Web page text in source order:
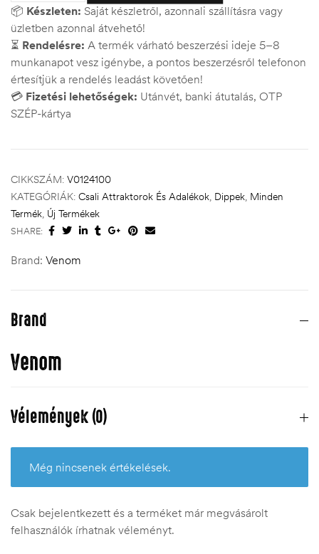
📦 Készleten: Saját készletről, azonnali szállításra vagy
üzletben azonnal átvehető!
⏳ Rendelésre: A termék várható beszerzési ideje 5–8
munkanapot vesz igénybe, a pontos beszerzésről telefonon
értesítjük a rendelés leadást követően!
💳 Fizetési lehetőségek: Utánvét, banki átutalás, OTP
SZÉP-kártya
CIKKSZÁM: V0124100
KATEGÓRIÁK: Csali Attraktorok És Adalékok, Dippek, Minden
Termék, Új Termékek
SHARE:
Brand: Venom
Brand
Venom
Vélemények (0)
Még nincsenek értékelések.
Csak bejelentkezett és a terméket már megvásárolt
felhasználók írhatnak véleményt.